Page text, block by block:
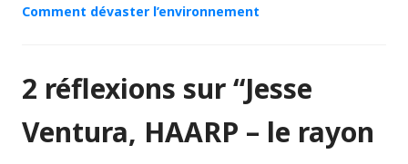
Comment dévaster l’environnement
2 réflexions sur “Jesse
Ventura, HAARP – le rayon